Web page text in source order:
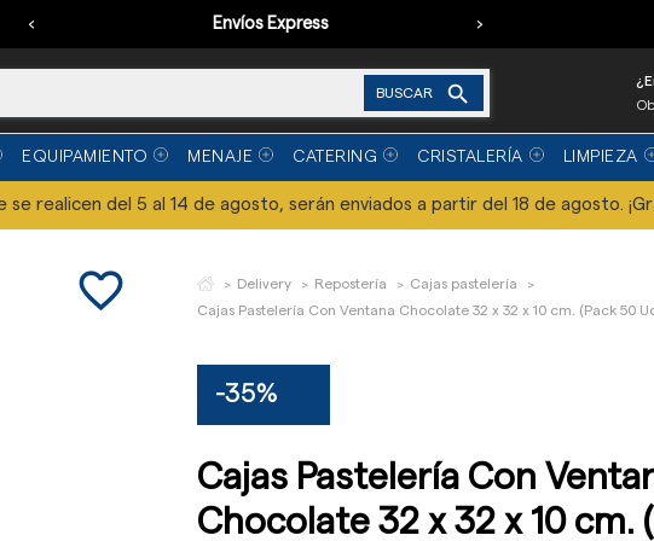
Envíos Express
‹ ›
BUSCAR 
EQUIPAMIENTO MENAJE CATERING CRISTALERÍA LIMPIEZA
se realicen del 5 al 14 de agosto, serán enviados a partir del 18 de agosto.
favorite_border Delivery Repostería
Cajas pastelería
Cajas Pastelería Con Ventana Chocolate 32 x 32 x 10 cm. (Pack 50
-35%
Cajas Pastelería Con
Chocolate 32 x 32 x 10 cm.